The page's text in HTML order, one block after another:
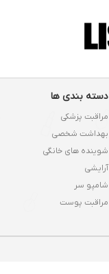
دسته بندی ها
مراقبت پزشکی
بهداشت شخصی
شوینده های خانگی
آرایشی
شامپو سر
مراقبت پوست